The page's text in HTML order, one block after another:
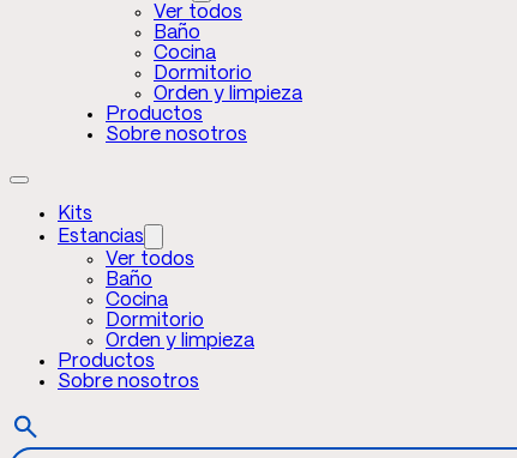
Ver todos
Baño
Cocina
Dormitorio
Orden y limpieza
Productos
Sobre nosotros
Kits
Estancias
Ver todos
Baño
Cocina
Dormitorio
Orden y limpieza
Productos
Sobre nosotros